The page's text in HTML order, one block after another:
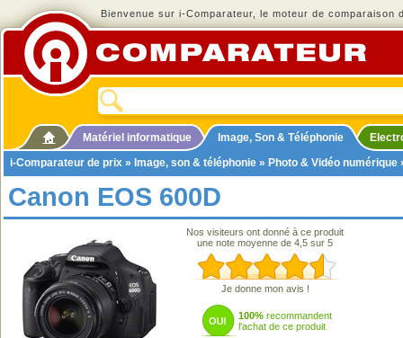
Bienvenue sur i-Comparateur, le moteur de comparaison
Matériel informatique Image, Son & Téléphonie
i-Comparateur de prix » Image, son & téléphonie » Photo & Vidéo numérique
Canon EOS 600D
Nos visiteurs ont donné à ce produit
une note moyenne de 4,5 sur 5
Je donne mon avis !
100% recommandent
l'achat de ce produit